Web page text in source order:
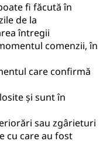
fi făcută în
de la
întregii
comenzii, în
care confirmă
și sunt în
sau zgârieturi
cu care au fost